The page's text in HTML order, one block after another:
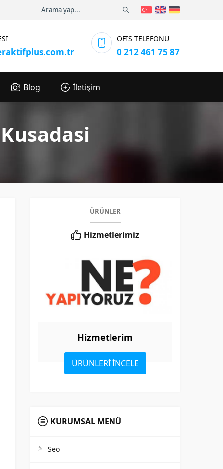
OFİS TELEFONU
0 212 461 75 87
Blog İletişim
ÜRÜNLER
Hizmetlerimiz
Hizmetlerim
ÜRÜNLERİ İNCELE
KURUMSAL MENÜ
Seo